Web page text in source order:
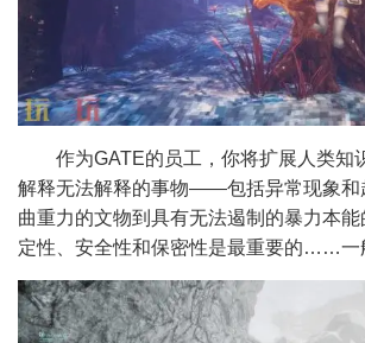
作为GATE的员工，你将扩展人类知
解释无法解释的事物——包括异常现象和
曲重力的文物到具有无法遏制的暴力本
定性、安全性和保密性是最重要的……一